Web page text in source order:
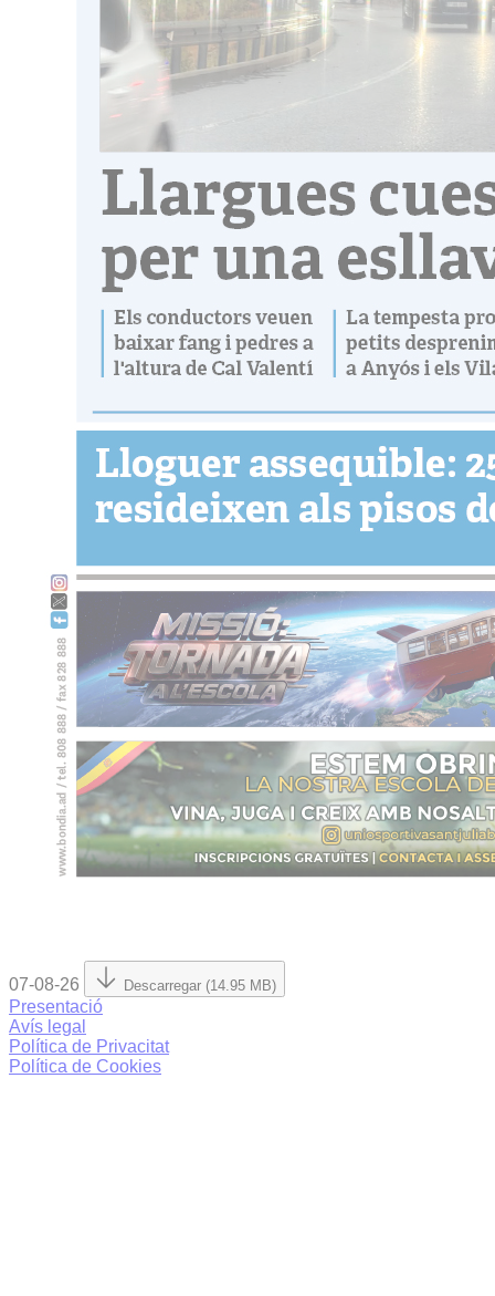
07-08-26 Descarregar (14.95 MB)
Presentació
Avís legal
Política de Privacitat
Política de Cookies